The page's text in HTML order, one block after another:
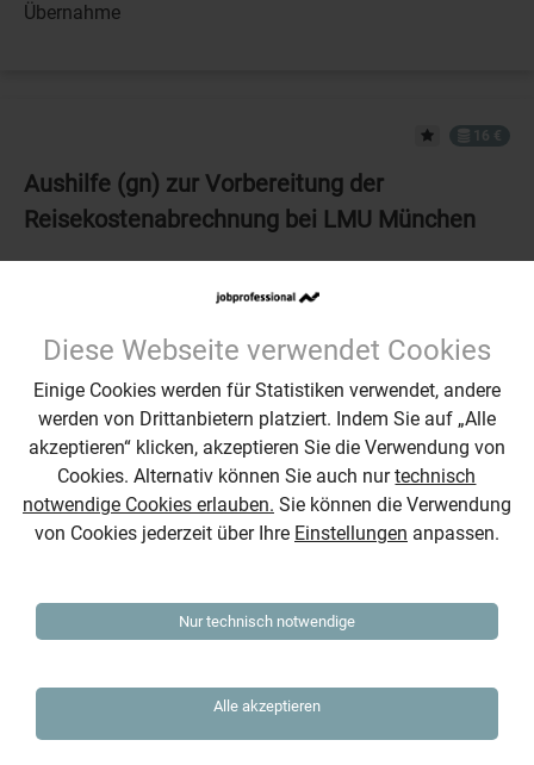
Diese Webseite verwendet Cookies
Einige Cookies werden für Statistiken verwendet, andere
werden von Drittanbietern platziert. Indem Sie auf „Alle
akzeptieren“ klicken, akzeptieren Sie die Verwendung von
Cookies. Alternativ können Sie auch nurtechnisch
notwendige Cookies erlauben. Sie können die Verwendung
von Cookies jederzeit über Ihre Einstellungen anpassen.
Nur technisch notwendige
Alle akzeptieren
Übernahme
Aushilfe (gn) zur Vorbereitung der
Reisekostenabrechnung bei LMU München
16 €
Projektmanagment Office (m/w/d)
in Bonn / 50% remote
Gehaltswunsch angeben
Management-Assistenz (m/w/d) beim TÜV
ca. 4170 € brutto p. M.